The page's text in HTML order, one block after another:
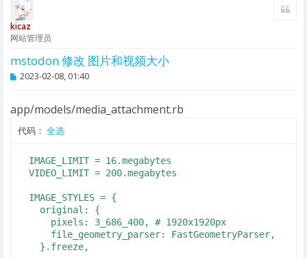
kicaz
网站管理员
mstodon 修改 图片和视频大小
帖
2023-02-08, 01:40
app/models/media_attachment.rb
代码： 全选
  IMAGE_LIMIT = 16.megabytes
  VIDEO_LIMIT = 200.megabytes
  IMAGE_STYLES = {
    original: {
      pixels: 3_686_400, # 1920x1920px
      file_geometry_parser: FastGeometryParser,
    }.freeze,